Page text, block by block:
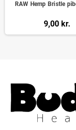
RAW Hemp Bristle
9,00 kr.